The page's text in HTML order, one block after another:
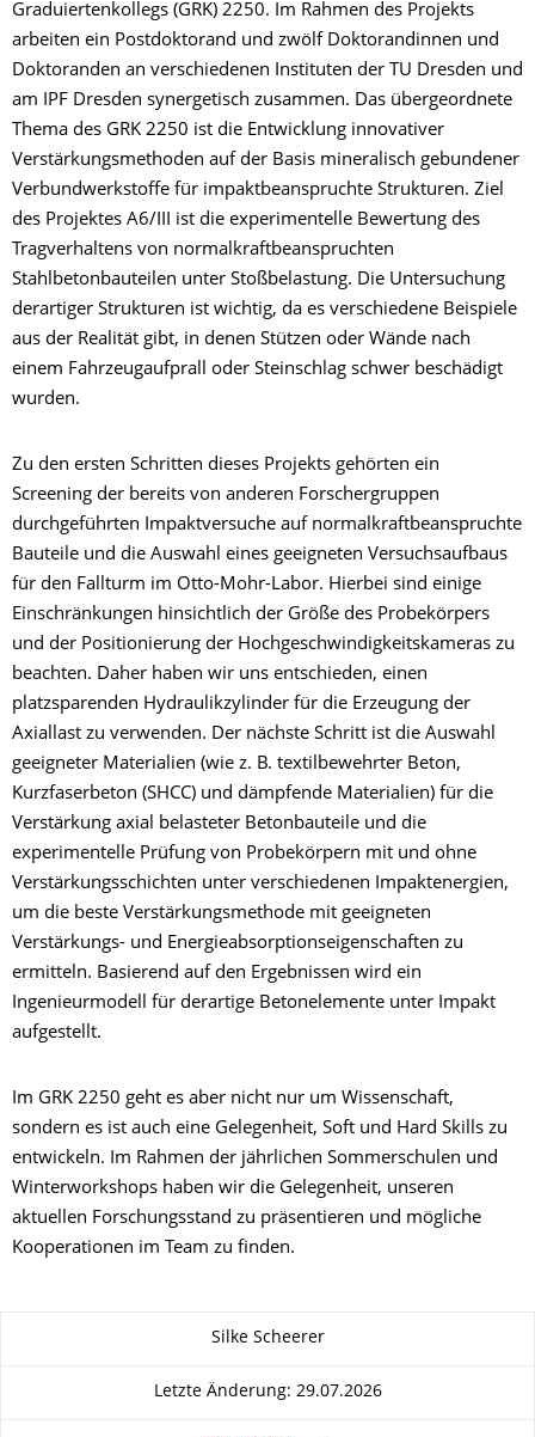
Graduiertenkollegs (GRK) 2250. Im Rahmen des Projekts
arbeiten ein Postdoktorand und zwölf Doktorandinnen und
Doktoranden an verschiedenen Instituten der TU Dresden und
am IPF Dresden synergetisch zusammen. Das übergeordnete
Thema des GRK 2250 ist die Entwicklung innovativer
Verstärkungsmethoden auf der Basis mineralisch gebundener
Verbundwerkstoffe für impaktbeanspruchte Strukturen. Ziel
des Projektes A6/III ist die experimentelle Bewertung des
Tragverhaltens von normalkraftbeanspruchten
Stahlbetonbauteilen unter Stoßbelastung. Die Untersuchung
derartiger Strukturen ist wichtig, da es verschiedene Beispiele
aus der Realität gibt, in denen Stützen oder Wände nach
einem Fahrzeugaufprall oder Steinschlag schwer beschädigt
wurden.
Zu den ersten Schritten dieses Projekts gehörten ein
Screening der bereits von anderen Forschergruppen
durchgeführten Impaktversuche auf normalkraftbeanspruchte
Bauteile und die Auswahl eines geeigneten Versuchsaufbaus
für den Fallturm im Otto-Mohr-Labor. Hierbei sind einige
Einschränkungen hinsichtlich der Größe des Probekörpers
und der Positionierung der Hochgeschwindigkeitskameras zu
beachten. Daher haben wir uns entschieden, einen
platzsparenden Hydraulikzylinder für die Erzeugung der
Axiallast zu verwenden. Der nächste Schritt ist die Auswahl
geeigneter Materialien (wie z. B. textilbewehrter Beton,
Kurzfaserbeton (SHCC) und dämpfende Materialien) für die
Verstärkung axial belasteter Betonbauteile und die
experimentelle Prüfung von Probekörpern mit und ohne
Verstärkungsschichten unter verschiedenen Impaktenergien,
um die beste Verstärkungsmethode mit geeigneten
Verstärkungs- und Energieabsorptionseigenschaften zu
ermitteln. Basierend auf den Ergebnissen wird ein
Ingenieurmodell für derartige Betonelemente unter Impakt
aufgestellt.
Im GRK 2250 geht es aber nicht nur um Wissenschaft,
sondern es ist auch eine Gelegenheit, Soft und Hard Skills zu
entwickeln. Im Rahmen der jährlichen Sommerschulen und
Winterworkshops haben wir die Gelegenheit, unseren
aktuellen Forschungsstand zu präsentieren und mögliche
Kooperationen im Team zu finden.
Silke Scheerer
Letzte Änderung: 29.07.2026